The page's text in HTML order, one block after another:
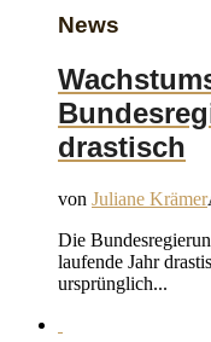
News
drastisch
von Juliane Krämer
Die
laufende Jahr
ursprünglich...